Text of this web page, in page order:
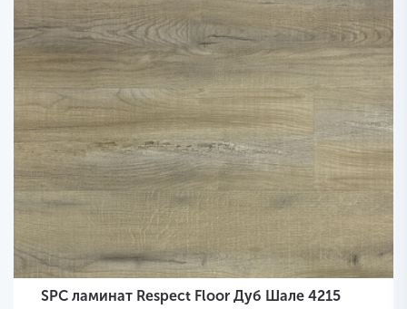
SPC ламинат Respect Floor Дуб Шале 4215